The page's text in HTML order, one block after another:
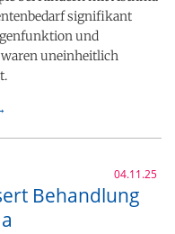
signifikant
und
uneinheitlich
04.11.25
Behandlung